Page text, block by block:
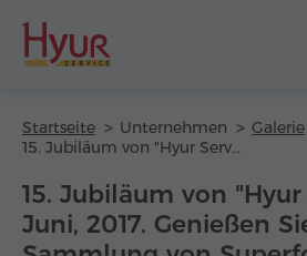
Startseite Unternehmen
Galerie
15. Jubiläum von "Hyur Service" – 25. Juni, 2017. Genießen Sie die Sammlung von Superfotos
15. Jubiläum von "Hyur
Juni, 2017. Genießen